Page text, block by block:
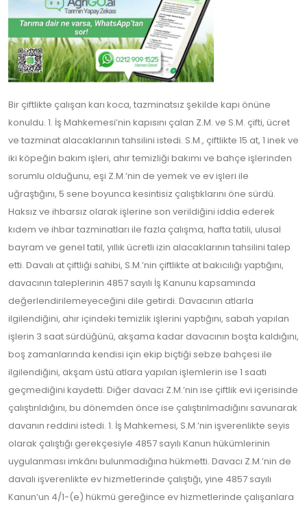
Bir çiftlikte çalışan karı koca, tazminatsız şekilde kapı önüne
konuldu. 1. İş Mahkemesi’nin kapısını çalan Z.M. ve S.M. çifti, ücret
ve tazminat alacaklarının tahsilini istedi. S.M., çiftlikte 15 at, 1 inek ve
iki köpeğin bakım işleri, ahır temizliği bakımı ve bahçe işlerinden
sorumlu olduğunu, eşi Z.M.’nin de yemek ve ev işleri ile
uğraştığını, 5 sene boyunca kesintisiz çalıştıklarını öne sürdü.
Haksız ve ihbarsız olarak işlerine son verildiğini iddia ederek
kıdem ve ihbar tazminatları ile fazla çalışma, hafta tatili, ulusal
bayram ve genel tatil, yıllık ücretli izin alacaklarının tahsilini talep
etti. Davalı at çiftliği sahibi, S.M.’nin çiftlikte at bakıcılığı yaptığını,
davacının taleplerinin 4857 sayılı İş Kanunu kapsamında
değerlendirilemeyeceğini dile getirdi. Davacının atlarla
ilgilendiğini, ahır içindeki temizlik işlerini yaptığını, sabah yapılan
işlerin 3 saat sürdüğünü, akşama kadar davacının boşta kaldığını,
boş zamanlarında kendisi için ekip biçtiği sebze bahçesi ile
ilgilendiğini, akşam üstü atlara yapılan işlemlerin ise 1 saati
geçmediğini kaydetti. Diğer davacı Z.M.’nin ise çiftlik evi içerisinde
çalıştırıldığını, bu dönemden önce ise çalıştırılmadığını savunarak
davanın reddini istedi. 1. İş Mahkemesi, S.M.’nin işverenlikte seyis
olarak çalıştığı gerekçesiyle 4857 sayılı Kanun hükümlerinin
uygulanması imkânı bulunmadığına hükmetti. Davacı Z.M.’nin de
davalı işverenlikte ev hizmetlerinde çalıştığı, yine 4857 sayılı
Kanun’un 4/1-(e) hükmü gereğince ev hizmetlerinde çalışanlara